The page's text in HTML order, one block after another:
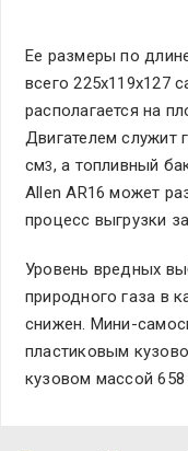
Ее размеры по
всего 225х119х127
располагается на
Двигателем служит
см3, а топливный
Allen AR16 может
процесс выгрузки
Уровень вредных
природного газа в
снижен. Мини-
пластиковым
кузовом массой